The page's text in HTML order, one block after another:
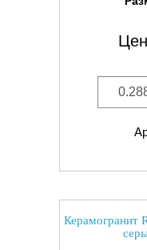
Керамогранит